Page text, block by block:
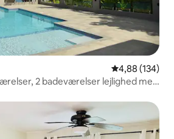
4,88 ud af 5 i
4,88 (134)
2 badeværelser lejlighed med